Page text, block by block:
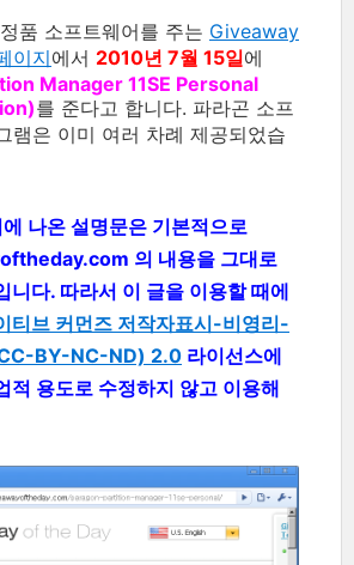
품 소프트웨어를 주는 Giveaway
이지에서 2010년 7월 15일에
Manager 11SE Personal
를 준다고 합니다. 파라곤 소프
램은 이미 여러 차례 제공되었습
나온 설명문은 기본적으로
의 내용을 그대로
니다. 따라서 이 글을 이용할 때에
티브 커먼즈 저작자표시-비영리-
BY-NC-ND) 2.0 라이선스에
적 용도로 수정하지 않고 이용해